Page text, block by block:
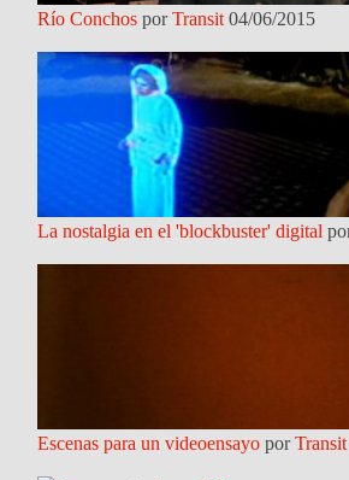
Río Conchos porTransit 04/06/2015
La nostalgia en el 'blockbuster' digital
Escenas para un videoensayo porTransit